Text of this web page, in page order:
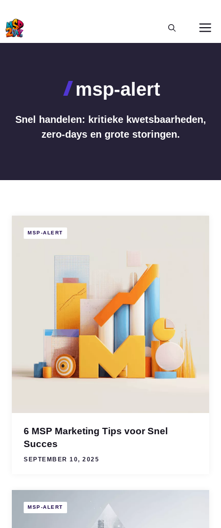
Ga
naar
de
msp-alert
Snel handelen: kritieke kwetsbaarheden,
zero-days en grote storingen.
MSP-ALERT
6 MSP Marketing Tips voor Snel
Succes
SEPTEMBER 10, 2025
MSP-ALERT